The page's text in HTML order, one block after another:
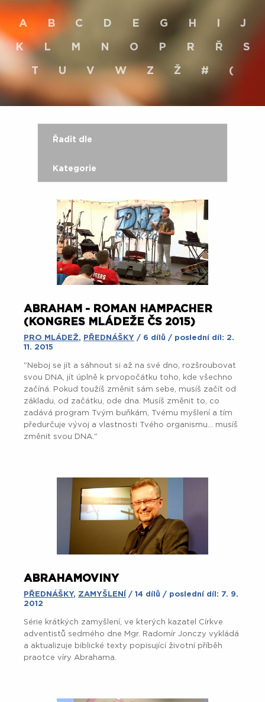
A B C D E G H J
K L M N O P R Ř S
T U V W Z Ž # (
Řadit dle
Kategorie
ABRAHAM - ROMAN HAMPACHER
(KONGRES MLÁDEŽE ČS 2015)
PRO MLÁDEŽ, PŘEDNÁŠKY / 6 dílů / poslední díl: 2.
11. 2015
"Neboj se jít a sáhnout si až na své dno, rozšroubovat
svou DNA, jít úplně k prvopočátku toho, kde všechno
začíná. Pokud toužíš změnit sám sebe, musíš začít od
základu, od začátku, ode dna. Musíš změnit to, co
zadává program Tvým buňkám, Tvému myšlení a tím
předurčuje vývoj a vlastnosti Tvého organismu... musíš
změnit svou DNA."
ABRAHAMOVINY
PŘEDNÁŠKY, ZAMYŠLENÍ
/ 14 dílů / poslední díl: 7. 9.
2012
Série krátkých zamyšlení, ve kterých kazatel Církve
adventistů sedmého dne Mgr. Radomír Jonczy vykládá
a aktualizuje biblické texty popisující životní příběh
praotce víry Abrahama.